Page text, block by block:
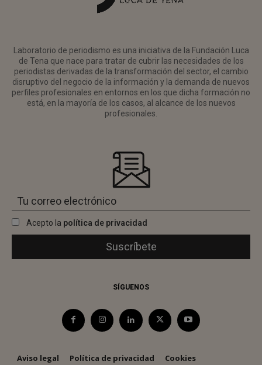
Laboratorio de periodismo es una iniciativa de la Fundación Luca
de Tena que nace para tratar de cubrir las necesidades de los
periodistas derivadas de la transformación del sector, el cambio
disruptivo del negocio de la información y la demanda de nuevos
perfiles profesionales en entornos en los que dicha formación no
está, en la mayoría de los casos, al alcance de los nuevos
profesionales.
Acepto la política de privacidad
SÍGUENOS
Aviso legal Política de privacidad Cookies